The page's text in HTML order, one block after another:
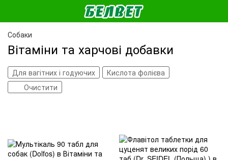
Собаки
Вітаміни та харчові добавки
Для вагітних і годуючих
Кислота фолієва
Очистити